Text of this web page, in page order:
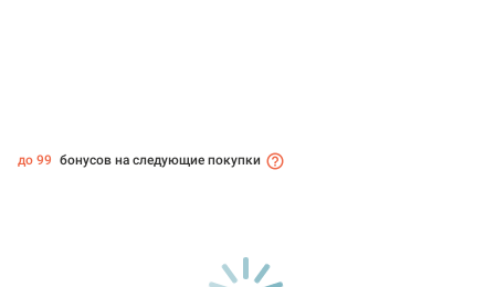
до 99 бонусов на следующие покупки